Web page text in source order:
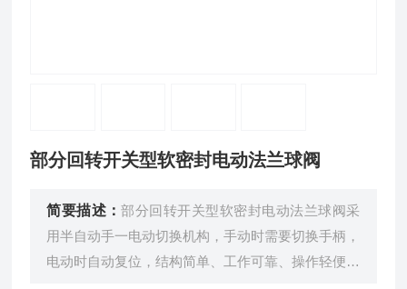
部分回转开关型软密封电动法兰球阀
简要描述：部分回转开关型软密封电动法兰球阀采
用半自动手一电动切换机构，手动时需要切换手柄，
电动时自动复位，结构简单、工作可靠、操作轻便。